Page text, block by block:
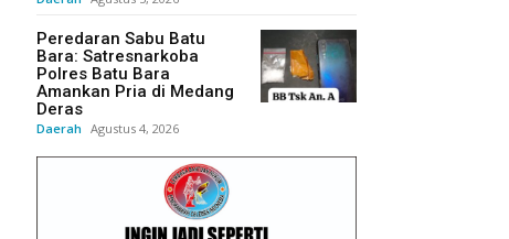
Peredaran Sabu Batu
Bara: Satresnarkoba
Polres Batu Bara
Amankan Pria di Medang
Deras
Daerah Agustus 4, 2026